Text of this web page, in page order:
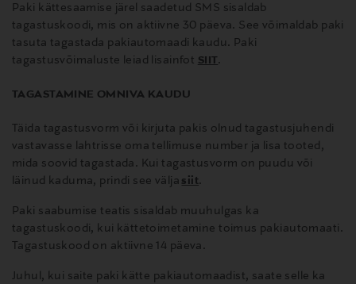
Paki kättesaamise järel saadetud SMS sisaldab
tagastuskoodi, mis on aktiivne 30 päeva. See võimaldab paki
tasuta tagastada pakiautomaadi kaudu. Paki
tagastusvõimaluste leiad lisainfot SIIT.
TAGASTAMINE OMNIVA KAUDU
Täida tagastusvorm või kirjuta pakis olnud tagastusjuhendi
vastavasse lahtrisse oma tellimuse number ja lisa tooted,
mida soovid tagastada. Kui tagastusvorm on puudu või
läinud kaduma, prindi see välja siit.
Paki saabumise teatis sisaldab muuhulgas ka
tagastuskoodi, kui kättetoimetamine toimus pakiautomaati.
Tagastuskood on aktiivne 14 päeva.
Juhul, kui saite paki kätte pakiautomaadist, saate selle ka